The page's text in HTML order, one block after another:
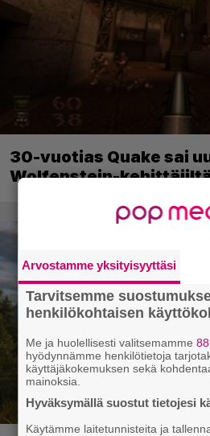
30-vuotias Quake sai
Wolfenstein-
Arvostamme yksityisyyttäsi
Tarvitsemme
henkilökohtaisen
Me ja huolellisesti valitsemamme
hyödynnämme henkilötietoja
käyttäjäkokemuksen sekä
mainoksia.
Hyväksymällä suostut tietojesi
Käytämme laitetunnisteita ja